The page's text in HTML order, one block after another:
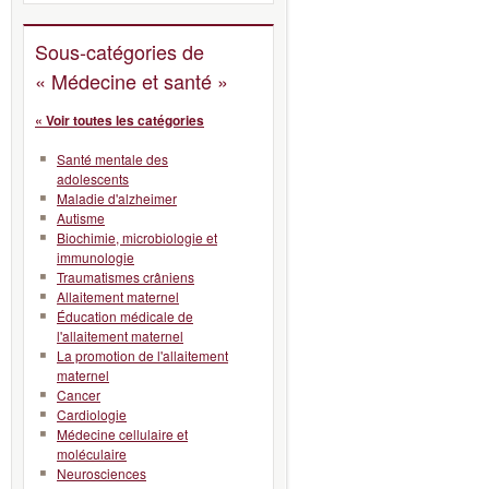
Sous-catégories de
« Médecine et santé »
« Voir toutes les catégories
Santé mentale des
adolescents
Maladie d'alzheimer
Autisme
Biochimie, microbiologie et
immunologie
Traumatismes crâniens
Allaitement maternel
Éducation médicale de
l'allaitement maternel
La promotion de l'allaitement
maternel
Cancer
Cardiologie
Médecine cellulaire et
moléculaire
Neurosciences